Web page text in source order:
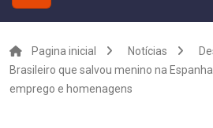
Pagina inicial Notícias
Brasileiro que salvou menino na
emprego e homenagens